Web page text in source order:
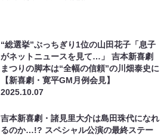
“総選挙”ぶっちぎり1位の山田花子「息子
がネットニュースを見て…」 吉本新喜劇
まつりの脚本は“全幅の信頼”の川畑泰史に
【新喜劇・寛平GM月例会見】
2025.10.07
吉本新喜劇・諸見里大介は島田珠代になれ
るのか…!? スペシャル公演の最終ステー